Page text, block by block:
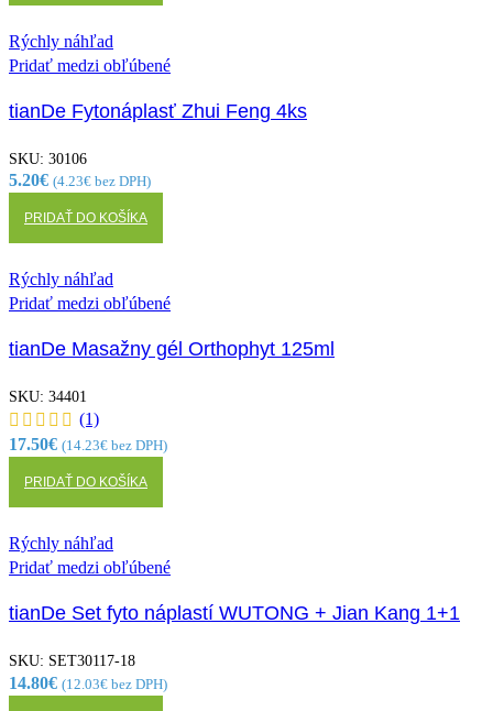
Rýchly náhľad
Pridať medzi obľúbené
tianDe Fytonáplasť Zhui Feng 4ks
SKU: 30106
5.20€ (4.23€ bez DPH)
PRIDAŤ DO KOŠÍKA
Rýchly náhľad
Pridať medzi obľúbené
tianDe Masažny gél Orthophyt 125ml
SKU: 34401
(1)
17.50€ (14.23€ bez DPH)
PRIDAŤ DO KOŠÍKA
Rýchly náhľad
Pridať medzi obľúbené
tianDe Set fyto náplastí WUTONG + Jian Kang 1+1
SKU: SET30117-18
14.80€ (12.03€ bez DPH)